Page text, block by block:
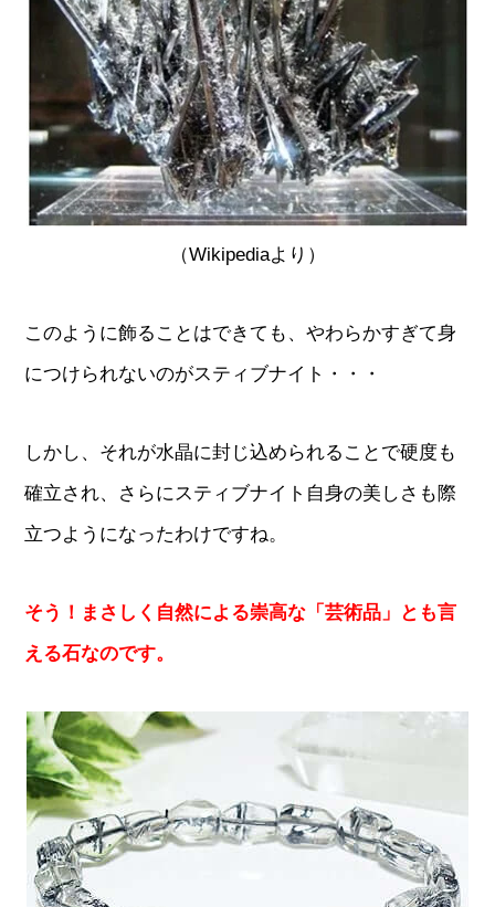
（Wikipediaより）
このように飾ることはできても、やわらかすぎて身
につけられないのがスティブナイト・・・
しかし、それが水晶に封じ込められることで硬度も
確立され、さらにスティブナイト自身の美しさも際
立つようになったわけですね。
そう！まさしく自然による崇高な「芸術品」とも言
える石なのです。